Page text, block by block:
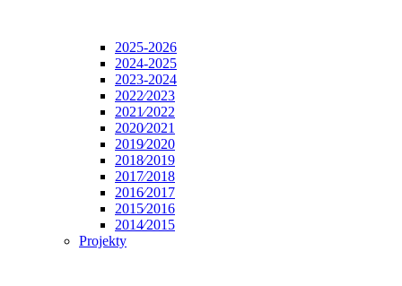
2025-2026
2024-2025
2023-2024
2022⁄2023
2021⁄2022
2020⁄2021
2019⁄2020
2018⁄2019
2017⁄2018
2016⁄2017
2015⁄2016
2014⁄2015
Projekty